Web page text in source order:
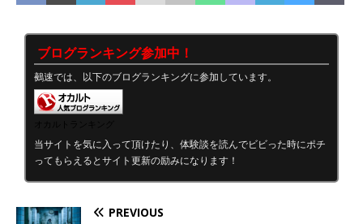
ブログランキング参加中！
鵺速では、以下のブログランキングに参加しています。
当サイトを気に入って頂けたり、体験談を読んでビビった時にポチ
ってもらえるとサイト更新の励みになります！
PREVIOUS